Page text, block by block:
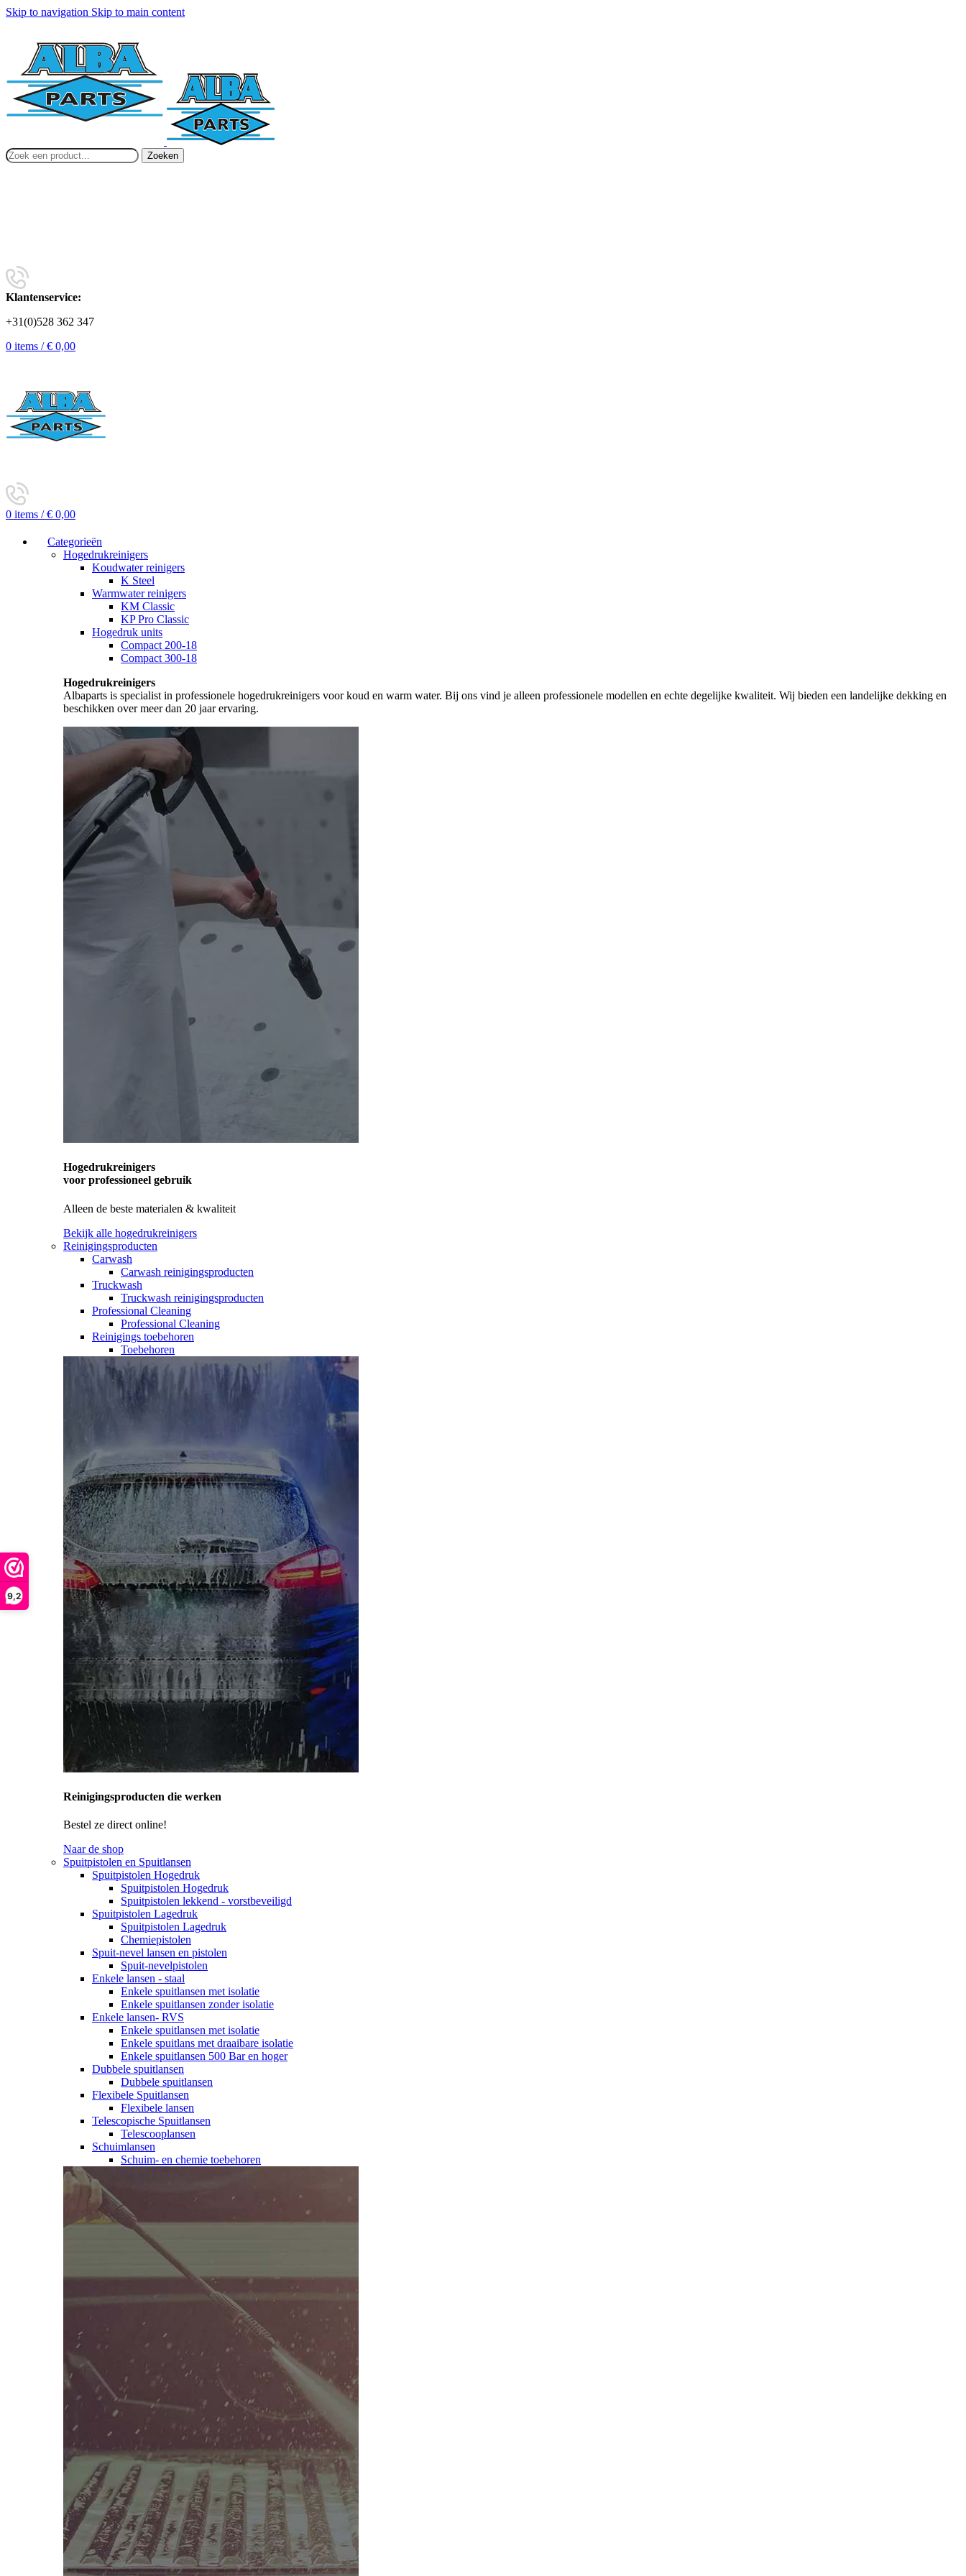
9,2
Skip to navigation Skip to main content
Zoeken
Klantenservice:
+31(0)528 362 347
0 items / € 0,00
0 items / € 0,00
Categorieën
Hogedrukreinigers
Koudwater reinigers
K Steel
Warmwater reinigers
KM Classic
KP Pro Classic
Hogedruk units
Compact 200-18
Compact 300-18
Hogedrukreinigers
Albaparts is specialist in professionele hogedrukreinigers voor koud en warm water. Bij ons vind je alleen professionele modellen en echte degelijke kwaliteit. Wij bieden een landelijke dekking en
beschikken over meer dan 20 jaar ervaring.
Hogedrukreinigers
voor professioneel gebruik
Alleen de beste materialen & kwaliteit
Bekijk alle hogedrukreinigers
Reinigingsproducten
Carwash
Carwash reinigingsproducten
Truckwash
Truckwash reinigingsproducten
Professional Cleaning
Professional Cleaning
Reinigings toebehoren
Toebehoren
Reinigingsproducten die werken
Bestel ze direct online!
Naar de shop
Spuitpistolen en Spuitlansen
Spuitpistolen Hogedruk
Spuitpistolen Hogedruk
Spuitpistolen lekkend - vorstbeveiligd
Spuitpistolen Lagedruk
Spuitpistolen Lagedruk
Chemiepistolen
Spuit-nevel lansen en pistolen
Spuit-nevelpistolen
Enkele lansen - staal
Enkele spuitlansen met isolatie
Enkele spuitlansen zonder isolatie
Enkele lansen- RVS
Enkele spuitlansen met isolatie
Enkele spuitlans met draaibare isolatie
Enkele spuitlansen 500 Bar en hoger
Dubbele spuitlansen
Dubbele spuitlansen
Flexibele Spuitlansen
Flexibele lansen
Telescopische Spuitlansen
Telescooplansen
Schuimlansen
Schuim- en chemie toebehoren